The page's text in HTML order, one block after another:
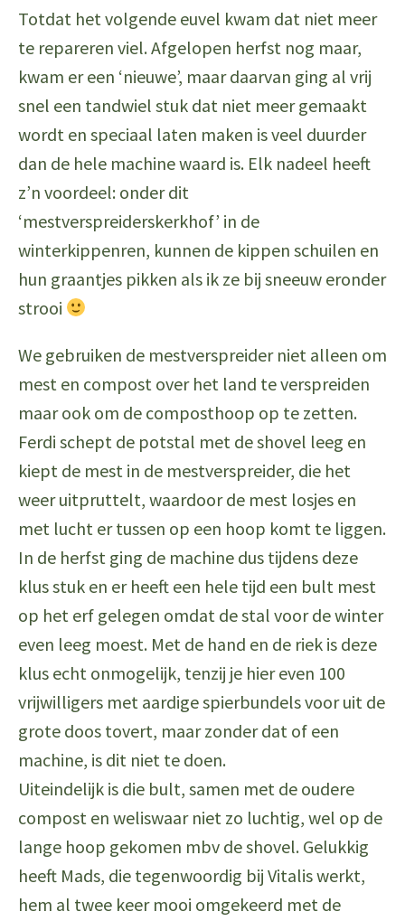
Totdat het volgende euvel kwam dat niet meer
te repareren viel. Afgelopen herfst nog maar,
kwam er een ‘nieuwe’, maar daarvan ging al vrij
snel een tandwiel stuk dat niet meer gemaakt
wordt en speciaal laten maken is veel duurder
dan de hele machine waard is. Elk nadeel heeft
z’n voordeel: onder dit
‘mestverspreiderskerkhof’ in de
winterkippenren, kunnen de kippen schuilen en
hun graantjes pikken als ik ze bij sneeuw eronder
strooi
We gebruiken de mestverspreider niet alleen om
mest en compost over het land te verspreiden
maar ook om de composthoop op te zetten.
Ferdi schept de potstal met de shovel leeg en
kiept de mest in de mestverspreider, die het
weer uitpruttelt, waardoor de mest losjes en
met lucht er tussen op een hoop komt te liggen.
In de herfst ging de machine dus tijdens deze
klus stuk en er heeft een hele tijd een bult mest
op het erf gelegen omdat de stal voor de winter
even leeg moest. Met de hand en de riek is deze
klus echt onmogelijk, tenzij je hier even 100
vrijwilligers met aardige spierbundels voor uit de
grote doos tovert, maar zonder dat of een
machine, is dit niet te doen.
Uiteindelijk is die bult, samen met de oudere
compost en weliswaar niet zo luchtig, wel op de
lange hoop gekomen mbv de shovel. Gelukkig
heeft Mads, die tegenwoordig bij Vitalis werkt,
hem al twee keer mooi omgekeerd met de